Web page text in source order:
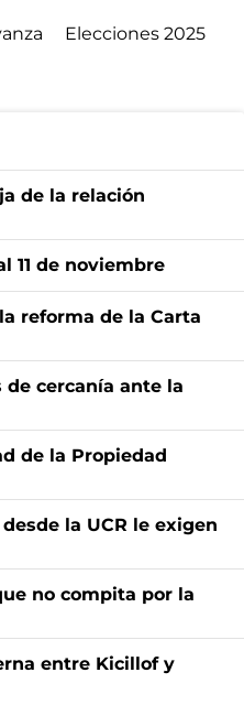
Elecciones 2025
de la relación
11 de noviembre
reforma de la Carta
de cercanía ante la
de la Propiedad
la UCR le exigen
no compita por la
entre Kicillof y